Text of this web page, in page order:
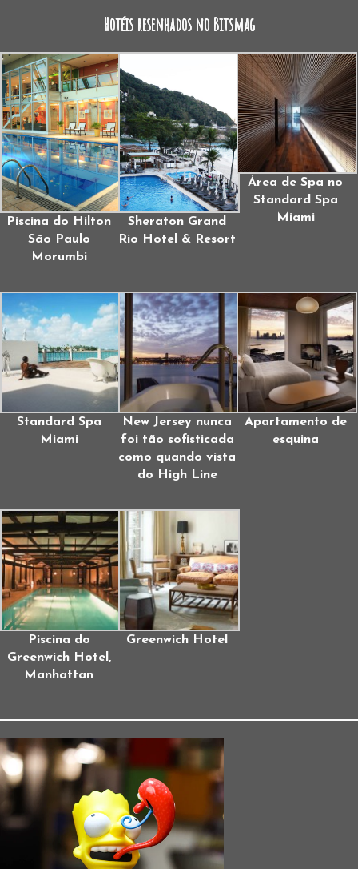
Hotéis resenhados no Bitsmag
Piscina do Hilton
São Paulo
Morumbi
Sheraton Grand
Rio Hotel & Resort
Área de Spa no
Standard Spa
Miami
Standard Spa
Miami
New Jersey nunca
foi tão sofisticada
como quando vista
do High Line
Apartamento de
esquina
Piscina do
Greenwich Hotel,
Manhattan
Greenwich Hotel